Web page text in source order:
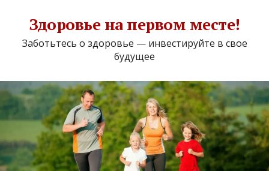
Здоровье на первом месте!
Заботьтесь о здоровье — инвестируйте в свое
будущее